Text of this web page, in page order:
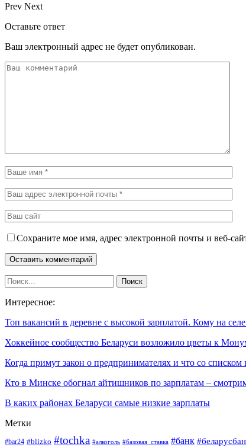
Prev Next
Оставьте ответ
Ваш электронный адрес не будет опубликован.
Сохраните мое имя, адрес электронной почты и веб-
Интересное:
Топ вакансий в деревне с высокой зарплатой. Кому на
Хоккейное сообщество Беларуси возложило цветы к
Когда примут закон о предпринимателях и что со
Кто в Минске обогнал айтишников по зарплатам –
В каких районах Беларуси самые низкие зарплаты
Метки
#bar24 #blizko #tochka #алкоголь #базовая_ставка #банк